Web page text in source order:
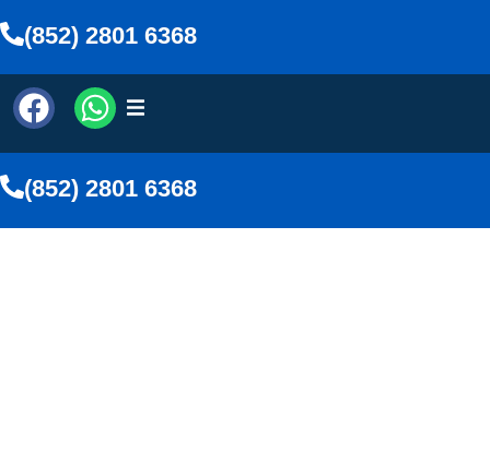
(852) 2801 6368
(852) 2801 6368